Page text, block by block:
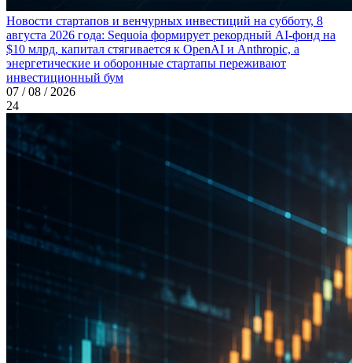
Новости стартапов и венчурных инвестиций на субботу, 8
августа 2026 года: Sequoia формирует рекордный AI-фонд на
$10 млрд, капитал стягивается к OpenAI и Anthropic, а
энергетические и оборонные стартапы переживают
инвестиционный бум
07 / 08 / 2026
24